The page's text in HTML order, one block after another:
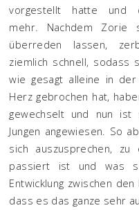
vorgestellt hatte
mehr. Nachdem Zorie
überreden lassen,
ziemlich schnell, sodass
wie gesagt alleine in
Herz gebrochen hat,
gewechselt und nun ist
Jungen angewiesen. So
sich auszusprechen,
passiert ist und was
Entwicklung zwischen
dass es das ganze sehr